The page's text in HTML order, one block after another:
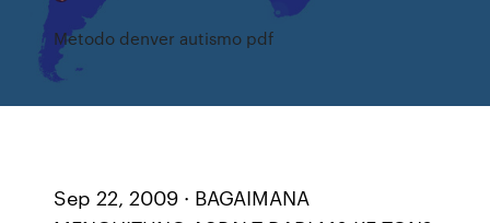
Metodo denver autismo pdf
Sep 22, 2009 · BAGAIMANA